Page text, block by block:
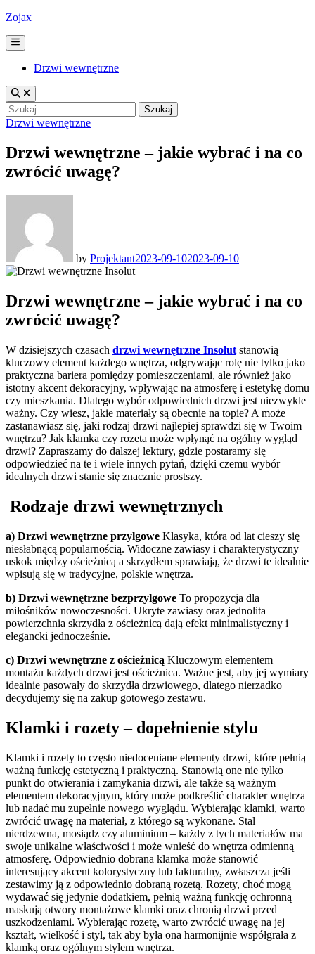
Skip
content
Zojax
Main
Menu
Drzwi wewnętrzne
Szukaj:
Posted
Drzwi wewnętrzne
Drzwi wewnętrzne – jakie wybrać i na co
zwrócić uwagę?
by Projektant2023-09-102023-09-10
Drzwi wewnętrzne – jakie wybrać i na co
zwrócić uwagę?
W dzisiejszych czasach drzwi wewnętrzne Insolut stanowią
kluczowy element każdego wnętrza, odgrywając rolę nie tylko jako
praktyczna bariera pomiędzy pomieszczeniami, ale również jako
istotny akcent dekoracyjny, wpływając na atmosferę i estetykę domu
czy mieszkania. Dlatego wybór odpowiednich drzwi jest niezwykle
ważny. Czy wiesz, jakie materiały są obecnie na topie? A może
zastanawiasz się, jaki rodzaj drzwi najlepiej sprawdzi się w Twoim
wnętrzu? Jak klamka czy rozeta może wpłynąć na ogólny wygląd
drzwi? Zapraszamy do dalszej lektury, gdzie postaramy się
odpowiedzieć na te i wiele innych pytań, dzięki czemu wybór
idealnych drzwi stanie się znacznie prostszy.
Rodzaje drzwi wewnętrznych
a) Drzwi wewnętrzne przylgowe Klasyka, która od lat cieszy się
niesłabnącą popularnością. Widoczne zawiasy i charakterystyczny
uskok między ościeżnicą a skrzydłem sprawiają, że drzwi te idealnie
wpisują się w tradycyjne, polskie wnętrza.
b) Drzwi wewnętrzne bezprzylgowe To propozycja dla
miłośników nowoczesności. Ukryte zawiasy oraz jednolita
powierzchnia skrzydła z ościeżnicą dają efekt minimalistyczny i
elegancki jednocześnie.
c) Drzwi wewnętrzne z ościeżnicą Kluczowym elementem
montażu każdych drzwi jest ościeżnica. Ważne jest, aby jej wymiary
idealnie pasowały do skrzydła drzwiowego, dlatego nierzadko
decydujemy się na zakup gotowego zestawu.
Klamki i rozety – dopełnienie stylu
Klamki i rozety to często niedoceniane elementy drzwi, które pełnią
ważną funkcję estetyczną i praktyczną. Stanowią one nie tylko
punkt do otwierania i zamykania drzwi, ale także są ważnym
elementem dekoracyjnym, który może podkreślić charakter wnętrza
lub nadać mu zupełnie nowego wyglądu. Wybierając klamki, warto
zwrócić uwagę na materiał, z którego są wykonane. Stal
nierdzewna, mosiądz czy aluminium – każdy z tych materiałów ma
swoje unikalne właściwości i może wnieść do wnętrza odmienną
atmosferę. Odpowiednio dobrana klamka może stanowić
interesujący akcent kolorystyczny lub fakturalny, zwłaszcza jeśli
zestawimy ją z odpowiednio dobraną rozetą. Rozety, choć mogą
wydawać się jedynie dodatkiem, pełnią ważną funkcję ochronną –
maskują otwory montażowe klamki oraz chronią drzwi przed
uszkodzeniami. Wybierając rozetę, warto zwrócić uwagę na jej
kształt, wielkość i styl, tak aby była ona harmonijnie współgrała z
klamką oraz ogólnym stylem wnętrza.